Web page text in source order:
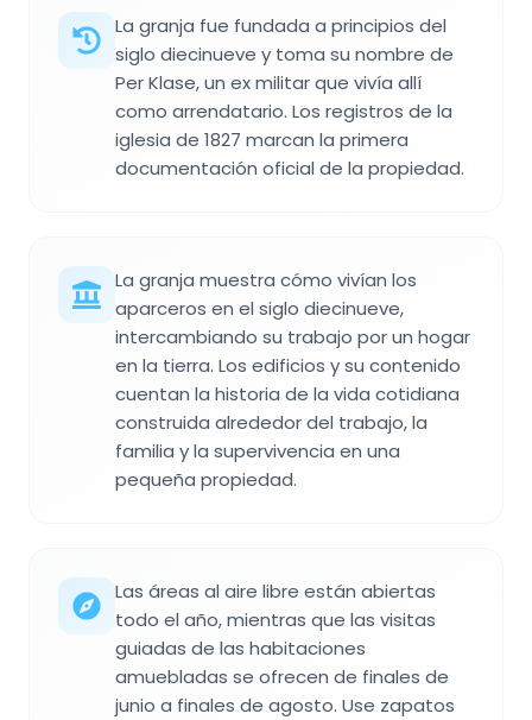
La granja fue fundada a principios del
siglo diecinueve y toma su nombre de
Per Klase, un ex militar que vivía allí
como arrendatario. Los registros de la
iglesia de 1827 marcan la primera
documentación oficial de la propiedad.
La granja muestra cómo vivían los
aparceros en el siglo diecinueve,
intercambiando su trabajo por un hogar
en la tierra. Los edificios y su contenido
cuentan la historia de la vida cotidiana
construida alrededor del trabajo, la
familia y la supervivencia en una
pequeña propiedad.
Las áreas al aire libre están abiertas
todo el año, mientras que las visitas
guiadas de las habitaciones
amuebladas se ofrecen de finales de
junio a finales de agosto. Use zapatos